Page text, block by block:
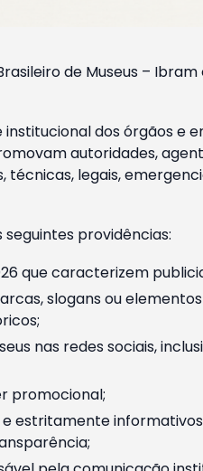
de Museus –
dos órgãos e
autoridades,
legais,
providências:
que caracterizem
slogans ou
nas redes sociais,
promocional;
estritamente